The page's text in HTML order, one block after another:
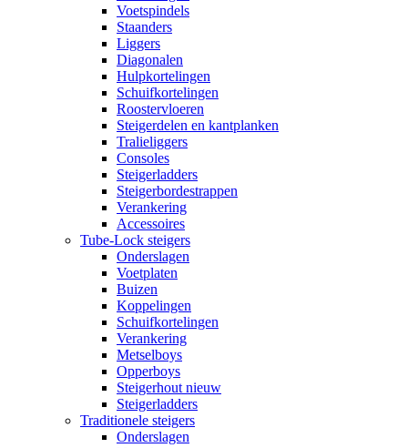
Voetspindels
Staanders
Liggers
Diagonalen
Hulpkortelingen
Schuifkortelingen
Roostervloeren
Steigerdelen en kantplanken
Tralieliggers
Consoles
Steigerladders
Steigerbordestrappen
Verankering
Accessoires
Tube-Lock steigers
Onderslagen
Voetplaten
Buizen
Koppelingen
Schuifkortelingen
Verankering
Metselboys
Opperboys
Steigerhout nieuw
Steigerladders
Traditionele steigers
Onderslagen